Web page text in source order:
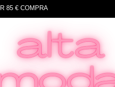
85 € COMPRA